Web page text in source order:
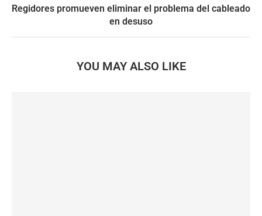
Regidores promueven eliminar el problema del cableado
en desuso
YOU MAY ALSO LIKE